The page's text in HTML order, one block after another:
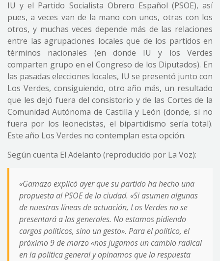
IU y el Partido Socialista Obrero Español (PSOE), así
pues, a veces van de la mano con unos, otras con los
otros, y muchas veces depende más de las relaciones
entre las agrupaciones locales que de los partidos en
términos nacionales (en donde IU y los Verdes
comparten grupo en el Congreso de los Diputados). En
las pasadas elecciones locales, IU se presentó junto con
Los Verdes, consiguiendo, otro año más, un resultado
que les dejó fuera del consistorio y de las Cortes de la
Comunidad Autónoma de Castilla y León (donde, si no
fuera por los leonecistas, el bipartidismo sería total).
Este año Los Verdes no contemplan esta opción.
Según cuenta El Adelanto (reproducido por La Voz):
«Gamazo explicó ayer que su partido ha hecho una
propuesta al PSOE de la ciudad. «Si asumen algunas
de nuestras líneas de actuación, Los Verdes no se
presentará a las generales. No estamos pidiendo
cargos políticos, sino un gesto». Para el político, el
próximo 9 de marzo «nos jugamos un cambio radical
en la política general y opinamos que la respuesta